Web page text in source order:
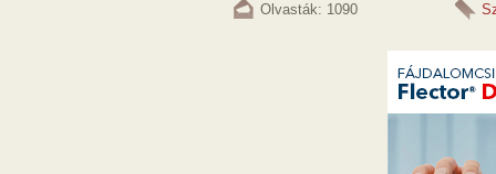
Olvasták: 1090